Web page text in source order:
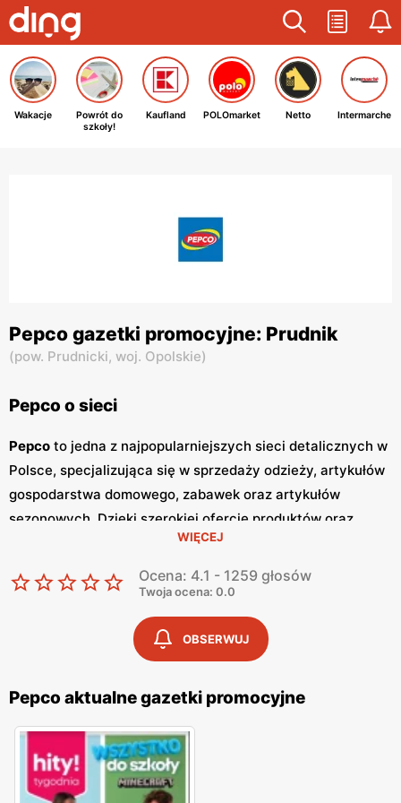
Wakacje
Powrót do
szkoły!
Kaufland POLOmarket Netto Intermarche
Pepco gazetki promocyjne: Prudnik
(pow. Prudnicki, woj. Opolskie)
Pepco o sieci
Pepco to jedna z najpopularniejszych sieci detalicznych w
Polsce, specjalizująca się w sprzedaży odzieży, artykułów
gospodarstwa domowego, zabawek oraz artykułów
sezonowych. Dzięki szerokiej ofercie produktów oraz
Pepcozdobyło zaufanie milionów
klientów w kraju. Główną zaletą tej sieci jest dbałość o
zapewnienieniskich cen, co sprawia, że zakupy w
są dostępne dla szerokiej grupy odbiorców. Jednym z
kluczowych elementów strategii marketingowej
regularnie wydawanegazetki promocyjne
publikowane co dwa tygodnie, a każda z nich zawiera
bogaty wybór produktów w obniżonych cenach. Dzięki
temu klienci mogą być na bieżąco z najnowszymi
promocjami
i okazjami, co pozwala im na planowanie
zakupów w sposób przemyślany i oszczędny. Oferta
WIĘCEJ
Ocena: 4.1 - 1259 głosów
Twoja ocena: 0.0
OBSERWUJ
Pepco aktualne gazetki promocyjne